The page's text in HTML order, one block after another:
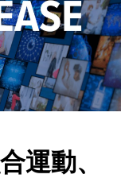
運動、